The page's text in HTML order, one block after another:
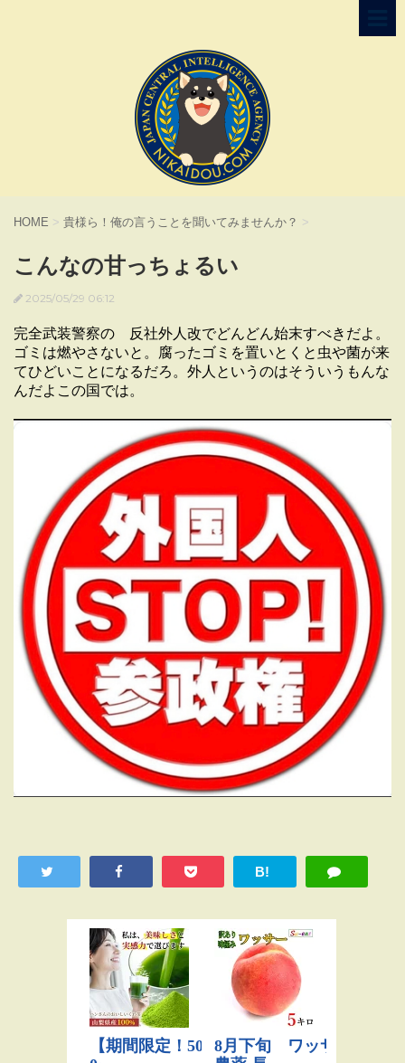
HOME > 貴様ら！俺の言うことを聞いてみませんか？ >
こんなの甘っちょるい
2025/05/29 06:12
完全武装警察の 反社外人改でどんどん始末すべきだよ。
ゴミは燃やさないと。腐ったゴミを置いとくと虫や菌が来
てひどいことになるだろ。外人というのはそういうもんな
んだよこの国では。
B!